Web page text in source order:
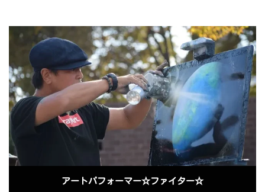
アートパフォーマー☆ファイター☆